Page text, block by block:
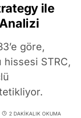
ile
göre,
hissesi STRC,
2 DAKIKALIK OKUMA